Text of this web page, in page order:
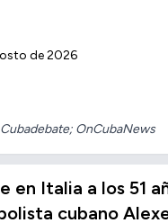
de 2026
Cubadebate; OnCubaNews
en Italia a los 51
cubano